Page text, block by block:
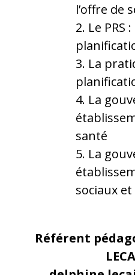
l’offre de
Le PRS
La
La
santé
La
sociaux
Référent